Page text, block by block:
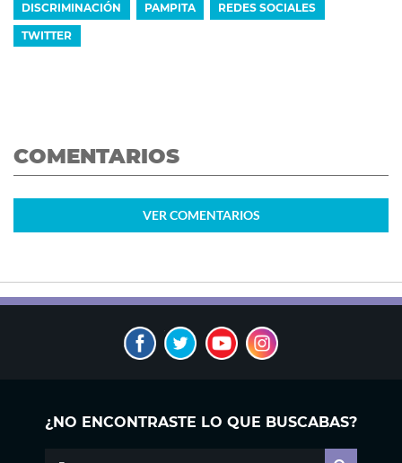
DISCRIMINACIÓN PAMPITA REDES SOCIALES
TWITTER
COMENTARIOS
VER COMENTARIOS
¿NO ENCONTRASTE LO QUE BUSCABAS?